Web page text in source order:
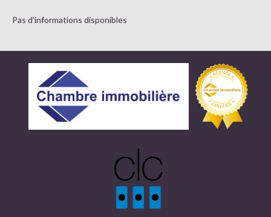
Pas d'informations disponibles